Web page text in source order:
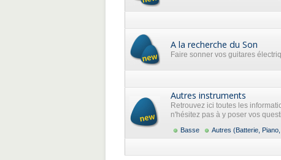
A la recherche du Son
Faire sonner vos guitares
Autres instruments
Retrouvez ici toutes les
n'hésitez pas à y poser vos
Basse Autres (Batterie,